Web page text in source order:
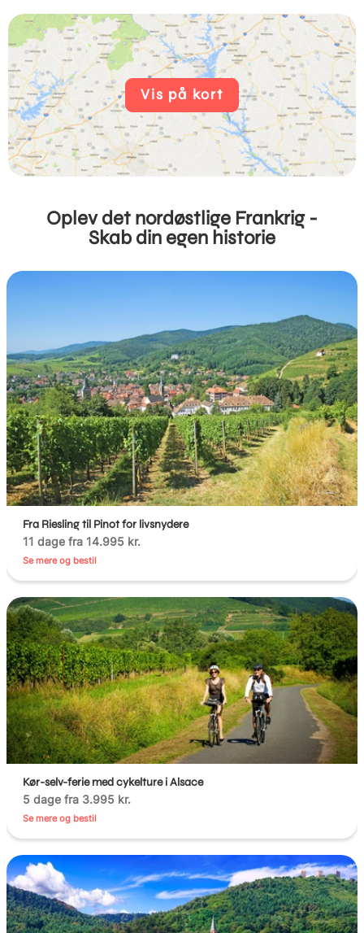
Vis på kort
Oplev det nordøstlige Frankrig -
Skab din egen historie
Fra Riesling til Pinot for livsnydere
11 dage fra 14.995 kr.
Se mere og bestil
Kør-selv-ferie med cykelture i Alsace
5 dage fra 3.995 kr.
Se mere og bestil